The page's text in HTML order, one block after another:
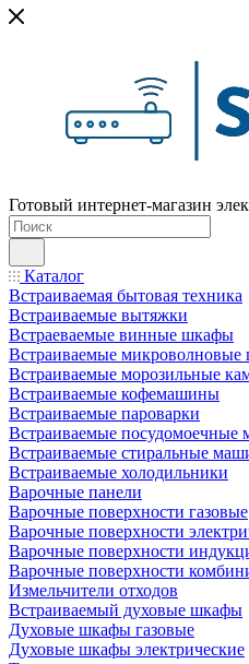
Готовый интернет-магазин
Каталог
Встраиваемая бытовая техника
Встраиваемые вытяжки
Встраеваемые винные шкафы
Встраиваемые микроволновые
Встраиваемые морозильные
Встраиваемые кофемашины
Встраиваемые пароварки
Встраиваемые
Встраиваемые стиральные
Встраиваемые холодильники
Варочные панели
Варочные поверхности газовые
Варочные поверхности
Варочные поверхности
Варочные поверхности
Измельчители отходов
Встраиваемый духовые шкафы
Духовые шкафы газовые
Духовые шкафы электрические